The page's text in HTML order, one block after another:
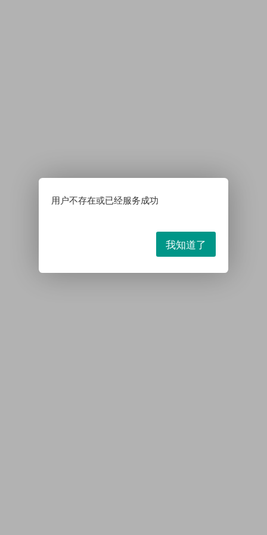
用户不存在或已经服务成功
我知道了